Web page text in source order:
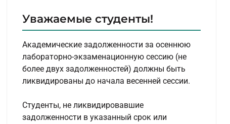
Уважаемые студенты!
Академические задолженности за осеннюю
лабораторно-экзаменационную сессию (не
более двух задолженностей) должны быть
ликвидированы до начала весенней сессии.
Студенты, не ликвидировавшие
задолженности в указанный срок или